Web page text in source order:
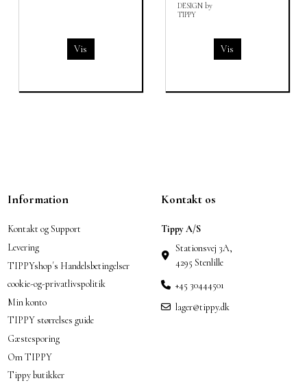
Vis
DESIGN by
TIPPY
Vis
Information
Kontakt og Support
Levering
TIPPYshop´s Handelsbetingelser
cookie-og-privatlivspolitik
Min konto
TIPPY størrelses guide
Gæstesporing
Om TIPPY
Tippy butikker
Kontakt os
Tippy A/S
Stationsvej 3A,
4295 Stenlille
+45 30444501
lager@tippy.dk